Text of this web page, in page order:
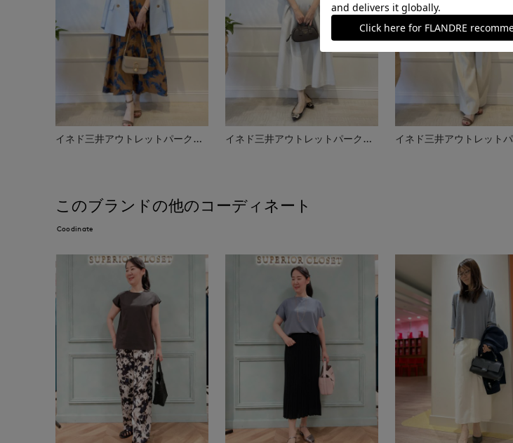
イネド三井アウトレットパーク多摩南大沢店 イネド三井アウトレットパーク多摩南大沢店
このブランドの他のコーディネート
Coodinate